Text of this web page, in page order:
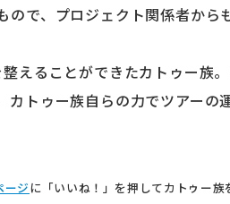
で、プロジェクト関係者から
えることができたカトゥー族
トゥー族自らの力でツアーの
ージに「いいね！」を押してカトゥー